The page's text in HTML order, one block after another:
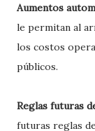
Aumentos
le permitan al
los costos
públicos.
Reglas futuras
futuras reglas